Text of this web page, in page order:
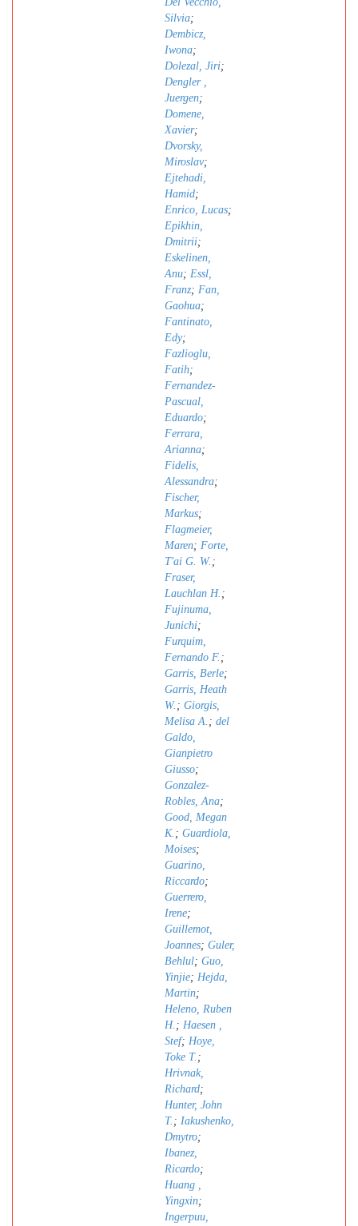
Silvia;
Dembicz,
Iwona;
Dolezal, Jiri;
Dengler ,
Juergen;
Domene,
Xavier;
Dvorsky,
Miroslav;
Ejtehadi,
Hamid;
Enrico, Lucas;
Epikhin,
Dmitrii;
Eskelinen,
Anu; Essl,
Franz; Fan,
Gaohua;
Fantinato,
Edy;
Fazlioglu,
Fatih;
Fernandez-
Pascual,
Eduardo;
Ferrara,
Arianna;
Fidelis,
Alessandra;
Fischer,
Markus;
Flagmeier,
Maren; Forte,
T'ai G. W. ;
Fraser,
Lauchlan H. ;
Fujinuma,
Junichi;
Furquim,
Fernando F. ;
Garris, Berle;
Garris, Heath
W. ; Giorgis,
Melisa A. ; del
Galdo,
Gianpietro
Giusso;
Gonzalez-
Robles, Ana;
Good, Megan
K. ; Guardiola,
Moises;
Guarino,
Riccardo;
Guerrero,
Irene;
Guillemot,
Joannes; Guler,
Behlul; Guo,
Yinjie; Hejda,
Martin;
Heleno, Ruben
H. ; Haesen ,
Stef; Hoye,
Toke T. ;
Hrivnak,
Richard;
Hunter, John
T. ; Iakushenko,
Dmytro;
Ibanez,
Ricardo;
Huang ,
Yingxin;
Ingerpuu,